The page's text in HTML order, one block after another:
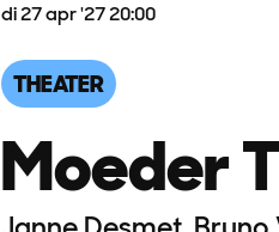
THEATER
Moeder
di 27 apr '2720:00